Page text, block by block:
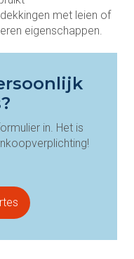
met leien of
eigenschappen.
in. Het is